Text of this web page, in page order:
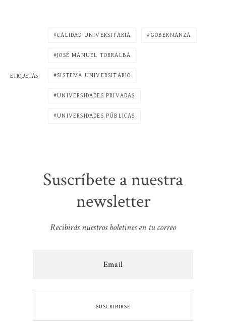
ETIQUETAS
CALIDAD UNIVERSITARIA GOBERNANZA
JOSÉ MANUEL TORRALBA
SISTEMA UNIVERSITARIO
UNIVERSIDADES PRIVADAS
UNIVERSIDADES PÚBLICAS
Suscríbete a nuestra
newsletter
Recibirás nuestros boletines en tu correo